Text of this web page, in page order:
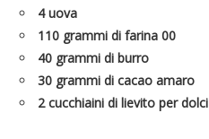
4 uova
110 grammi di farina 00
40 grammi di burro
30 grammi di cacao amaro
2 cucchiaini di lievito per dolci